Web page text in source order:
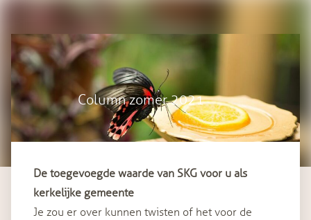
Column zomer 2021
De toegevoegde waarde van SKG voor u als
kerkelijke gemeente
Je zou er over kunnen twisten of het voor de